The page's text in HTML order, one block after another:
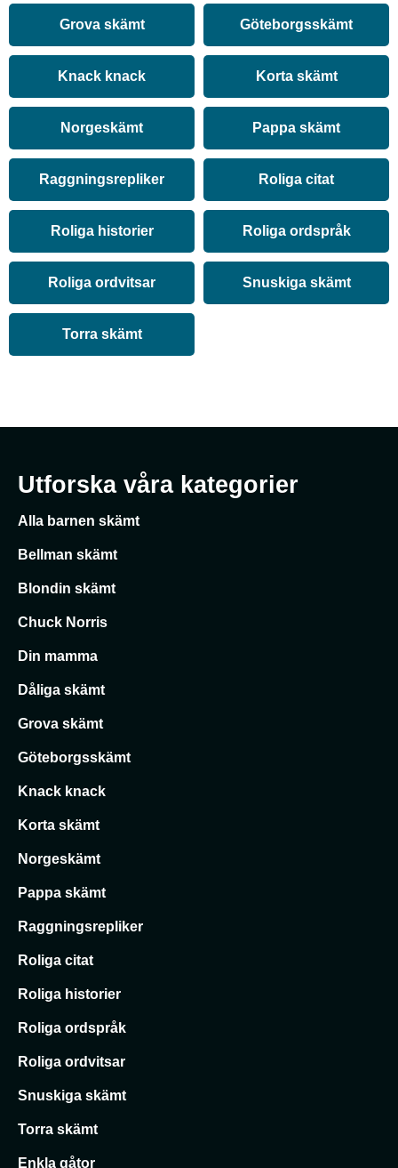
Grova skämt Göteborgsskämt
Knack knack Korta skämt
Norgeskämt Pappa skämt
Raggningsrepliker Roliga citat
Roliga historier Roliga ordspråk
Roliga ordvitsar Snuskiga skämt
Torra skämt
Utforska våra kategorier
Alla barnen skämt
Bellman skämt
Blondin skämt
Chuck Norris
Din mamma
Dåliga skämt
Grova skämt
Göteborgsskämt
Knack knack
Korta skämt
Norgeskämt
Pappa skämt
Raggningsrepliker
Roliga citat
Roliga historier
Roliga ordspråk
Roliga ordvitsar
Snuskiga skämt
Torra skämt
Enkla gåtor